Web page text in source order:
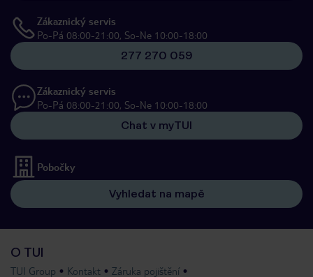
Zákaznický servis
Po-Pá 08:00-21:00, So-Ne 10:00-18:00
277 270 059
Zákaznický servis
Po-Pá 08:00-21:00, So-Ne 10:00-18:00
Chat v myTUI
Pobočky
Vyhledat na mapě
O TUI
TUI Group Kontakt Záruka pojištění